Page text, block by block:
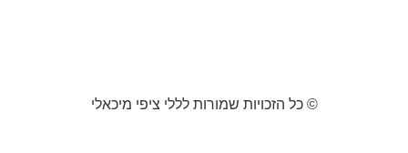
© כל הזכויות שמורות לללי ציפי מיכאלי